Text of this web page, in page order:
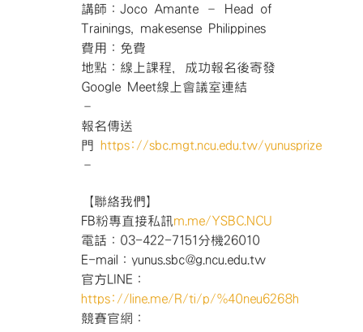
講師：Joco Amante – Head of
Trainings, makesense Philippines
費用：免費
地點：線上課程，成功報名後寄發
Google Meet線上會議室連結
–
報名傳送
門
https://sbc.mgt.ncu.edu.tw/yunusprize
–
【聯絡我們】
FB粉專直接私訊 m.me/YSBC.NCU
電話：03-422-7151分機26010
E-mail：yunus.sbc@g.ncu.edu.tw
官方LINE：
https://line.me/R/ti/p/%40neu6268h
競賽官網：